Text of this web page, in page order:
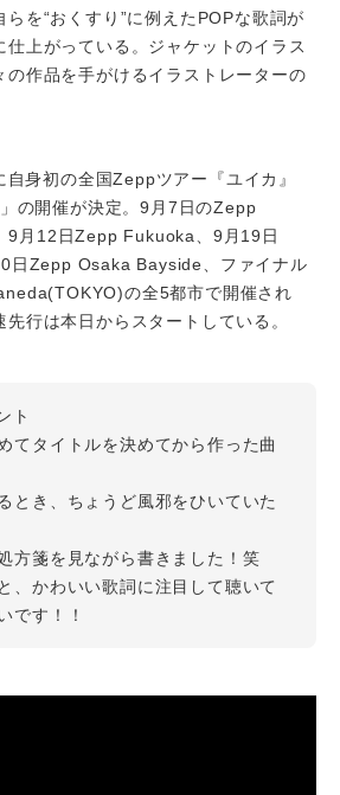
らを“おくすり”に例えたPOPな歌詞が
仕上がっている。ジャケットのイラス
の作品を手がけるイラストレーターの
身初の全国Zeppツアー『ユイカ』
の開催が決定。9月7日のZepp
9月12日Zepp Fukuoka、9月19日
日Zepp Osaka Bayside、ファイナル
の全5都市で開催され
行は本日からスタートしている。
ト
てタイトルを決めてから作った曲
とき、ちょうど風邪をひいていた
方箋を見ながら書きました！笑
、かわいい歌詞に注目して聴いて
です！！